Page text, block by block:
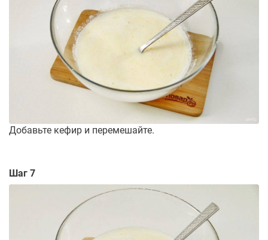
Добавьте кефир и перемешайте.
Шаг 7